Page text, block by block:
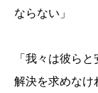
ならない」
「我々は彼ら
解決を求めなけ